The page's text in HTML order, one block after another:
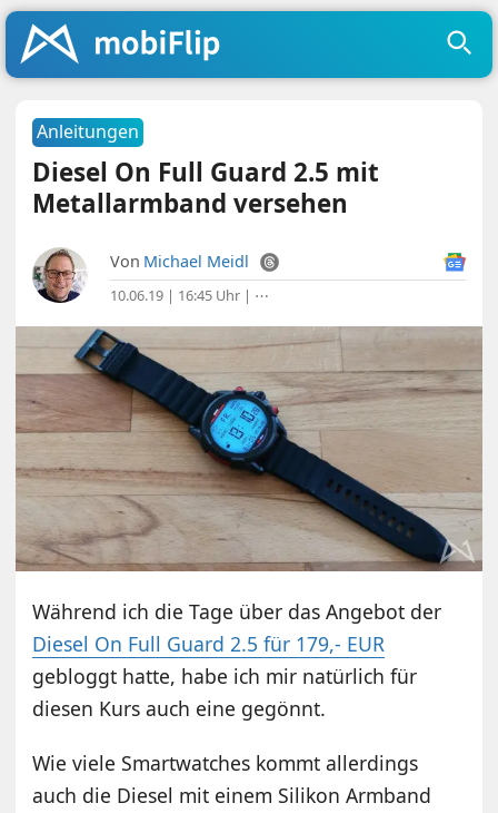
Anleitungen
Diesel On Full Guard 2.5 mit
Metallarmband versehen
Von Michael Meidl
10.06.19 | 16:45 Uhr | ⋯
Während ich die Tage über das Angebot der
Diesel On Full Guard 2.5 für 179,- EUR
gebloggt hatte, habe ich mir natürlich für
diesen Kurs auch eine gegönnt.
Wie viele Smartwatches kommt allerdings
auch die Diesel mit einem Silikon Armband